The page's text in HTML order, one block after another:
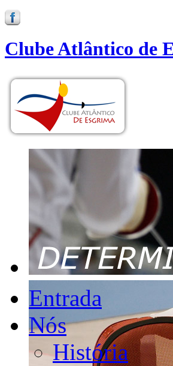
Clube Atlântico de
Entrada
Nós
História